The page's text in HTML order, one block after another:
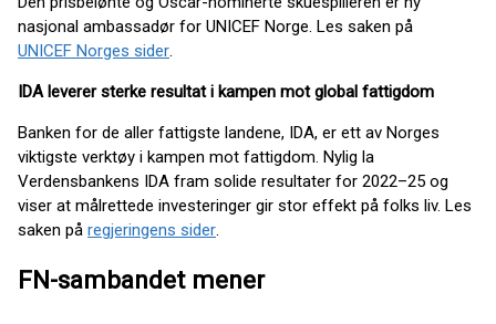
nasjonal ambassadør for UNICEF Norge. Les saken på
UNICEF Norges sider.
IDA leverer sterke resultat i kampen mot global fattigdom
Banken for de aller fattigste landene, IDA, er ett av Norges
viktigste verktøy i kampen mot fattigdom. Nylig la
Verdensbankens IDA fram solide resultater for 2022–25 og
viser at målrettede investeringer gir stor effekt på folks liv. Les
saken på regjeringens sider.
FN-sambandet mener